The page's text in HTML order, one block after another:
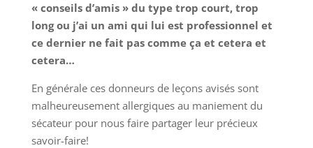
« conseils d’amis » du type trop court, trop
long ou j’ai un ami qui lui est professionnel et
ce dernier ne fait pas comme ça et cetera et
cetera…
En générale ces donneurs de leçons avisés sont
malheureusement allergiques au maniement du
sécateur pour nous faire partager leur précieux
savoir-faire!